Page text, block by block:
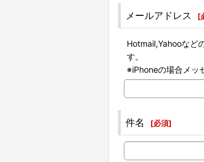
メールアドレス [
Hotmail,Yahooなど
す。
※iPhoneの場合メッ
件名 [必須]